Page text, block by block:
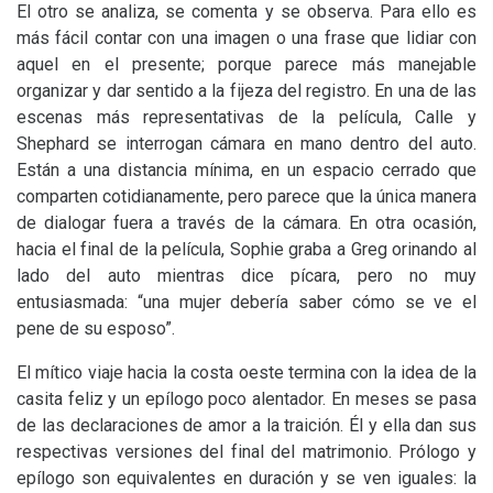
El otro se analiza, se comenta y se observa. Para ello es
más fácil contar con una imagen o una frase que lidiar con
aquel en el presente; porque parece más manejable
organizar y dar sentido a la fijeza del registro. En una de las
escenas más representativas de la película, Calle y
Shephard se interrogan cámara en mano dentro del auto.
Están a una distancia mínima, en un espacio cerrado que
comparten cotidianamente, pero parece que la única manera
de dialogar fuera a través de la cámara. En otra ocasión,
hacia el final de la película, Sophie graba a Greg orinando al
lado del auto mientras dice pícara, pero no muy
entusiasmada: “una mujer debería saber cómo se ve el
pene de su esposo”.
El mítico viaje hacia la costa oeste termina con la idea de la
casita feliz y un epílogo poco alentador. En meses se pasa
de las declaraciones de amor a la traición. Él y ella dan sus
respectivas versiones del final del matrimonio. Prólogo y
epílogo son equivalentes en duración y se ven iguales: la